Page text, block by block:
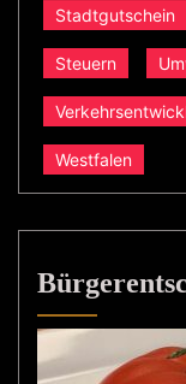
Stadtgutschein
Steuern
Westfalen